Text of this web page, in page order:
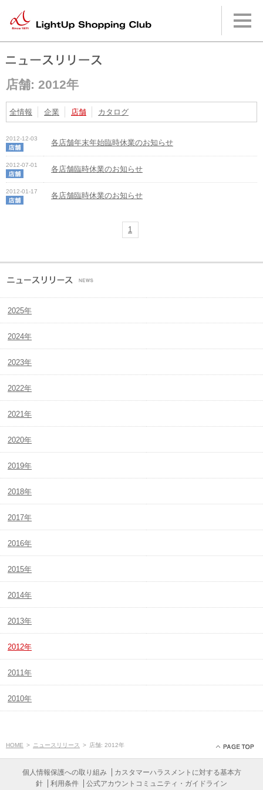
メ
ン
店舗: 2012年
全情報 企業 店舗 カタログ
2012-12-03 各店舗年末年始臨時休業のお知らせ
2012-07-01 各店舗臨時休業のお知らせ
2012-01-17 各店舗臨時休業のお知らせ
1
2025年
2024年
2023年
2022年
2021年
2020年
2019年
2018年
2017年
2016年
2015年
2014年
2013年
2012年
2011年
2010年
HOME > ニュースリリース > 店舗: 2012年
個人情報保護への取り組み
カスタマーハラスメントに対する基本方
針
利用条件 公式アカウントコミュニティ・ガイドライン